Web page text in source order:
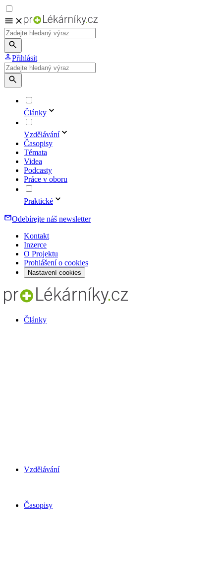
Přihlásit
Články
Vzdělávání
Časopisy
Témata
Videa
Podcasty
Práce v oboru
Praktické
Odebírejte náš newsletter
Kontakt
Inzerce
O Projektu
Prohlášení o cookies
Nastavení cookies
Články
Vzdělávání
Časopisy